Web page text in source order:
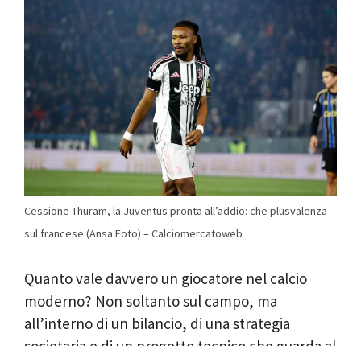
Cessione Thuram, la Juventus pronta all’addio: che plusvalenza
sul francese (Ansa Foto) – Calciomercatoweb
Quanto vale davvero un giocatore nel calcio
moderno? Non soltanto sul campo, ma
all’interno di un bilancio, di una strategia